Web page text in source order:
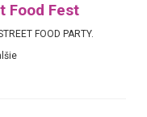
Food Fest
FOOD PARTY.